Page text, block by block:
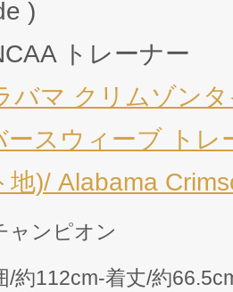
)
トレーナー
バマ クリムゾン
ースウィーブ トレ
地)/ Alabama
ャンピオン
/約112cm-着丈/約